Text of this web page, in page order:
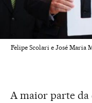
Felipe Scolari e José Maria
A maior parte